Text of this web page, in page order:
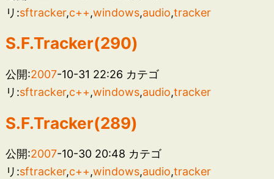
リ:sftracker,c++,windows,audio,tracker
S.F.Tracker(290)
公開:2007-10-31 22:26 カテゴ
リ:sftracker,c++,windows,audio,tracker
S.F.Tracker(289)
公開:2007-10-30 20:48 カテゴ
リ:sftracker,c++,windows,audio,tracker